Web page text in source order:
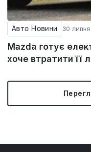
Авто Новини 30
Mazda готує
хоче втратити її